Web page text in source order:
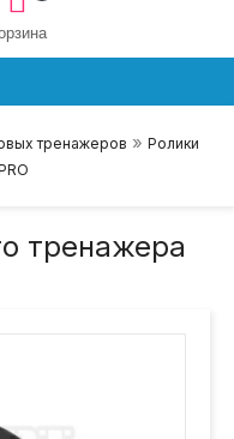
тренажеров » Ролики
тренажера